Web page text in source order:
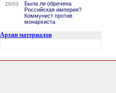
26/03
Была ли обречена
Российская империя?
Коммунист против
монархиста
Архив материалов